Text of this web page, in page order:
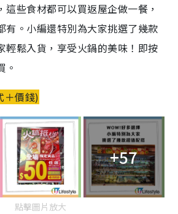
這些食材都可以買返屋企做一餐，
有。 小編還特別為大家挑選了幾款
鬆入貨，享受火鍋的美味！ 即按
。
＋價錢)
+57
點擊圖片放大